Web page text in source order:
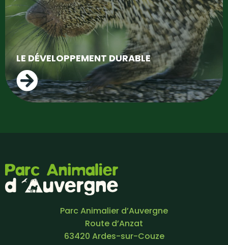
LE DÉVELOPPEMENT DURABLE
Parc Animalier d’Auvergne
Route d’Anzat
63420 Ardes-sur-Couze